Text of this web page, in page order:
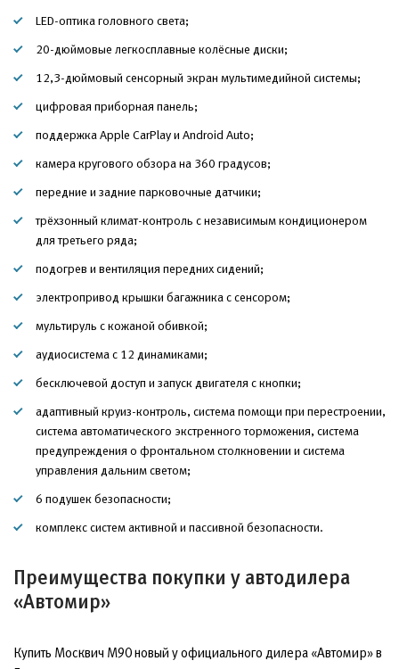
LED-оптика головного света;
20-дюймовые легкосплавные колёсные диски;
12,3-дюймовый сенсорный экран мультимедийной системы;
цифровая приборная панель;
поддержка Apple CarPlay и Android Auto;
камера кругового обзора на 360 градусов;
передние и задние парковочные датчики;
трёхзонный климат-контроль с независимым кондиционером
для третьего ряда;
подогрев и вентиляция передних сидений;
электропривод крышки багажника с сенсором;
мультируль с кожаной обивкой;
аудиосистема с 12 динамиками;
бесключевой доступ и запуск двигателя с кнопки;
адаптивный круиз-контроль, система помощи при перестроении,
система автоматического экстренного торможения, система
предупреждения о фронтальном столкновении и система
управления дальним светом;
6 подушек безопасности;
комплекс систем активной и пассивной безопасности.
Преимущества покупки у автодилера
«Автомир»
Купить Москвич М90 новый у официального дилера «Автомир» в